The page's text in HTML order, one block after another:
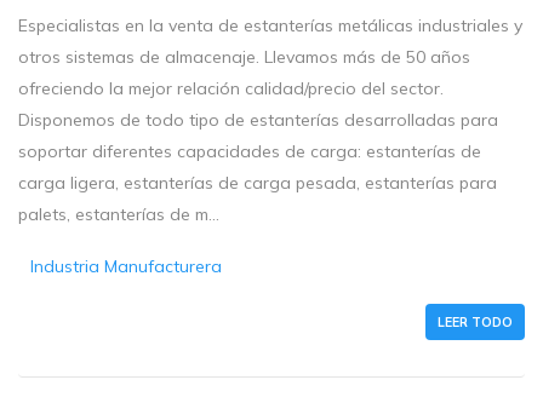
Especialistas en la venta de estanterías metálicas industriales y
otros sistemas de almacenaje. Llevamos más de 50 años
ofreciendo la mejor relación calidad/precio del sector.
Disponemos de todo tipo de estanterías desarrolladas para
soportar diferentes capacidades de carga: estanterías de
carga ligera, estanterías de carga pesada, estanterías para
palets, estanterías de m...
Industria Manufacturera
LEER TODO